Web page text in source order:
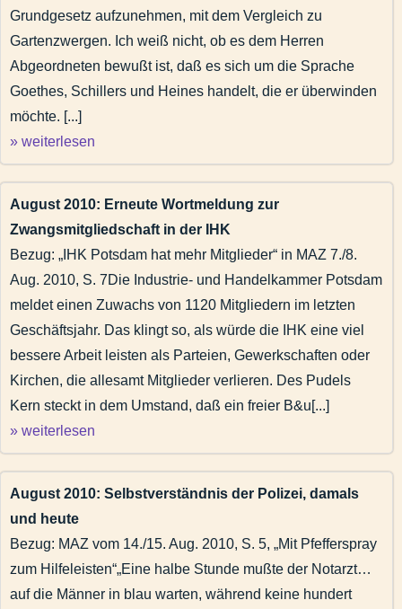
Grundgesetz aufzunehmen, mit dem Vergleich zu
Gartenzwergen. Ich weiß nicht, ob es dem Herren
Abgeordneten bewußt ist, daß es sich um die Sprache
Goethes, Schillers und Heines handelt, die er überwinden
möchte. [...]
» weiterlesen
August 2010: Erneute Wortmeldung zur
Zwangsmitgliedschaft in der IHK
Bezug: „IHK Potsdam hat mehr Mitglieder“ in MAZ 7./8.
Aug. 2010, S. 7Die Industrie- und Handelkammer Potsdam
meldet einen Zuwachs von 1120 Mitgliedern im letzten
Geschäftsjahr. Das klingt so, als würde die IHK eine viel
bessere Arbeit leisten als Parteien, Gewerkschaften oder
Kirchen, die allesamt Mitglieder verlieren. Des Pudels
Kern steckt in dem Umstand, daß ein freier B&u[...]
» weiterlesen
August 2010: Selbstverständnis der Polizei, damals
und heute
Bezug: MAZ vom 14./15. Aug. 2010, S. 5, „Mit Pfefferspray
zum Hilfeleisten“„Eine halbe Stunde mußte der Notarzt…
auf die Männer in blau warten, während keine hundert